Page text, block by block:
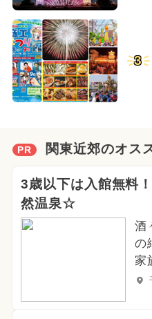
3
PR 関東近郊のオス
3歳以下は入館無料
然温泉☆
酒
の
家